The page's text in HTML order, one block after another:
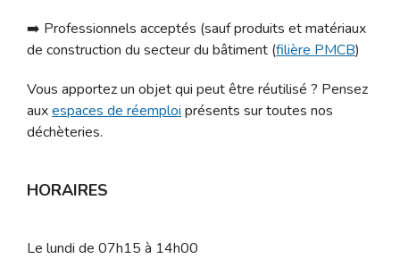
➡️ Professionnels acceptés (sauf produits et matériaux
de construction du secteur du bâtiment (filière PMCB)
Vous apportez un objet qui peut être réutilisé ? Pensez
auxespaces de réemploi présents sur toutes nos
déchèteries.
HORAIRES
Le lundi de 07h15 à 14h00